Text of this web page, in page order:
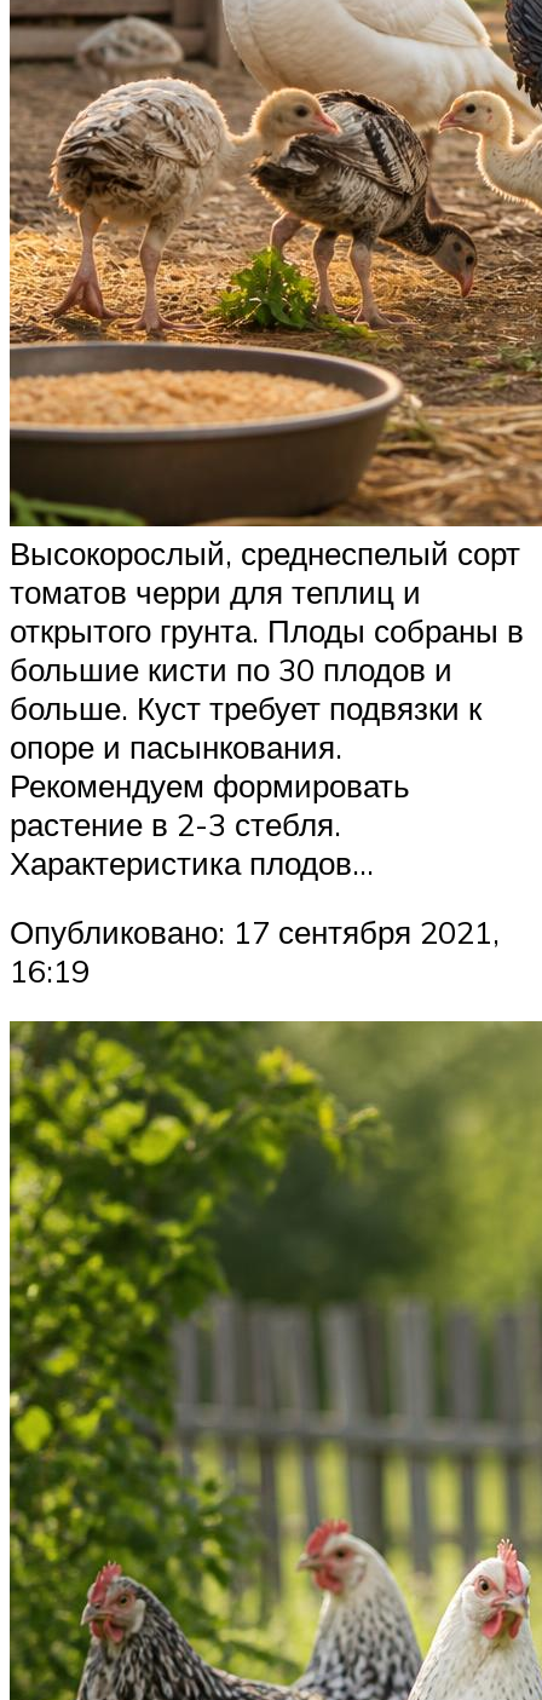
Высокорослый, среднеспелый сорт
томатов черри для теплиц и
открытого грунта. Плоды собраны в
большие кисти по 30 плодов и
больше. Куст требует подвязки к
опоре и пасынкования.
Рекомендуем формировать
растение в 2-3 стебля.
Характеристика плодов…
Опубликовано: 17 сентября 2021,
16:19